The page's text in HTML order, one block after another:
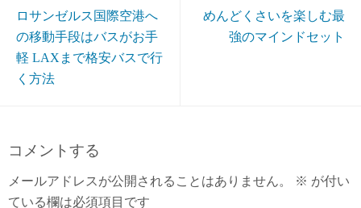
ロサンゼルス国際空港へ
の移動手段はバスがお手
軽 LAXまで格安バスで行
く方法
めんどくさいを楽しむ最
強のマインドセット
コメントする
メールアドレスが公開されることはありません。 ※ が付い
ている欄は必須項目です